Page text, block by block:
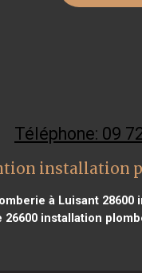
Téléphone: 09
installation
à Luisant 28600
26600 installation